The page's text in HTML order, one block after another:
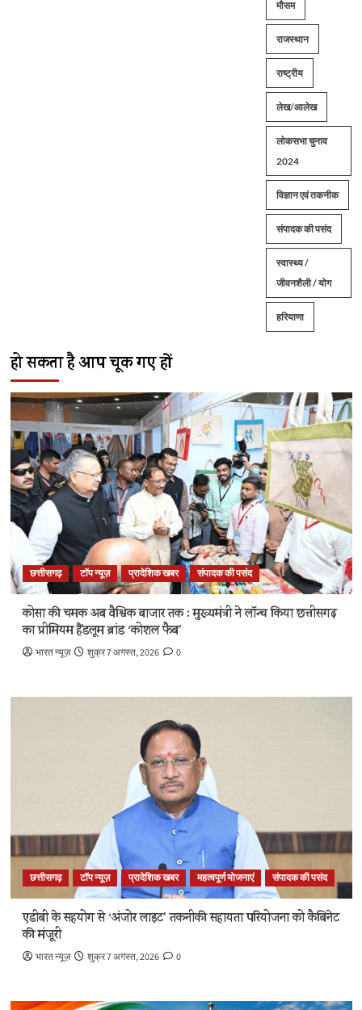
मौसम
राजस्थान
राष्ट्रीय
लेख/आलेख
लोकसभा चुनाव
2024
विज्ञान एवं तकनीक
संपादक की पसंद
स्वास्थ्य /
जीवनशैली / योग
हरियाणा
हो सकता है आप चूक गए हों
छत्तीसगढ़ टॉप न्यूज़ प्रादेशिक खबर संपादक की पसंद
कोसा की चमक अब वैश्विक बाजार तक : मुख्यमंत्री ने लॉन्च किया छत्तीसगढ़
का प्रीमियम हैंडलूम ब्रांड ‘कोशल फैब’
भारत न्यूज़ शुक्र 7 अगस्त, 2026 0
छत्तीसगढ़ टॉप न्यूज़ प्रादेशिक खबर महत्वपूर्ण योजनाएं संपादक की पसंद
एडीबी के सहयोग से ‘अंजोर लाइट’ तकनीकी सहायता परियोजना को कैबिनेट
की मंजूरी
भारत न्यूज़ शुक्र 7 अगस्त, 2026 0